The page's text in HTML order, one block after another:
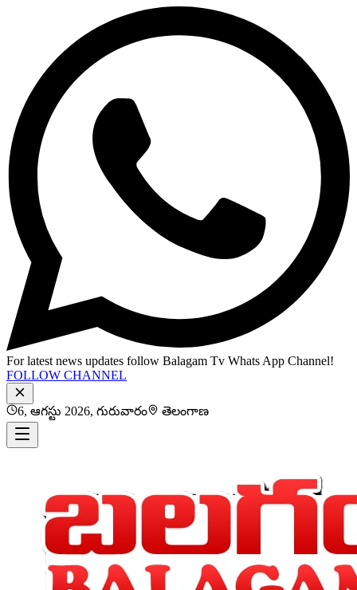
For latest news updates follow Balagam Tv Whats App Channel!
FOLLOW CHANNEL
6, ఆగస్టు 2026, గురువారం తెలంగాణ